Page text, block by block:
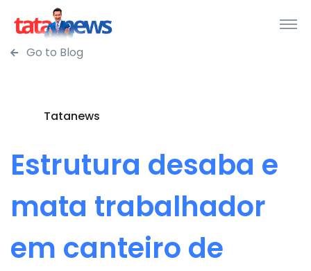
Go to Blog
Tatanews
Estrutura desaba e
mata trabalhador
em canteiro de